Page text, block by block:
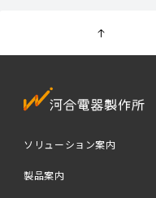
ソリューション案内
製品案内